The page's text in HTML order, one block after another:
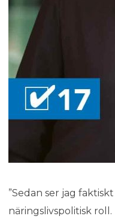
”Sedan ser jag
näringslivspolitisk